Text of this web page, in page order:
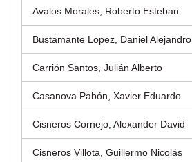
Avalos Morales, Roberto Esteban
Bustamante Lopez, Daniel Alejandro
Carrión Santos, Julián Alberto
Casanova Pabón, Xavier Eduardo
Cisneros Cornejo, Alexander David
Cisneros Villota, Guillermo Nicolás